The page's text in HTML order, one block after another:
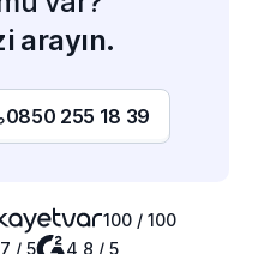
arayın.
0850 255 18 39
100 / 100
/ 5
4,8 / 5